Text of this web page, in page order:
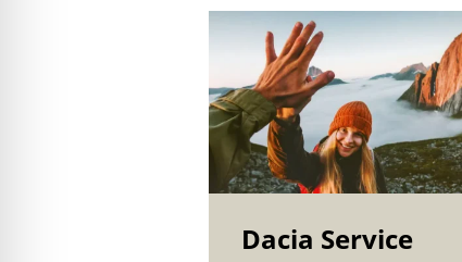
Dacia Service